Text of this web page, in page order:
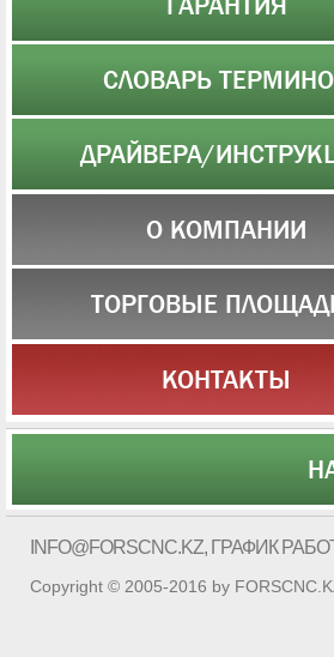
СЛОВАРЬ
ДРАЙВЕРА/
О КОМПАНИИ
ТОРГОВЫЕ
КОНТАКТЫ
INFO@FORSCNC.KZ, ГРАФИК
Copyright © 2005-2016 by